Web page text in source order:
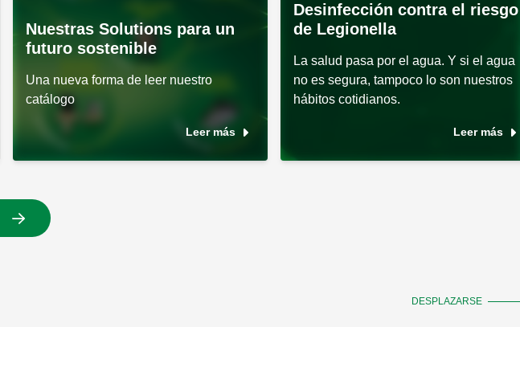
Nuestras Solutions para un
futuro sostenible
Una nueva forma de leer nuestro
catálogo
Leer más
Desinfección contra el riesgo
de Legionella
La salud pasa por el agua. Y si el agua
no es segura, tampoco lo son nuestros
hábitos cotidianos.
Leer más
DESPLAZARSE